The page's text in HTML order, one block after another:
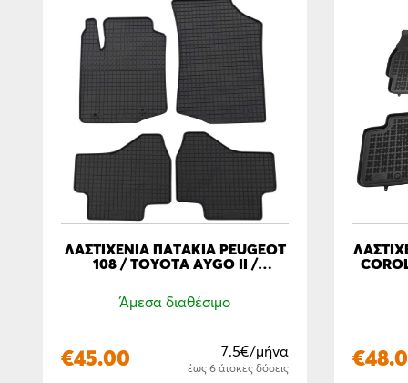
ΛΑΣΤΙΧΈΝΙΑ ΠΑΤΆΚΙΑ PEUGEOT
108 / TOYOTA AYGO II /
Άμεσα διαθέσιμο
€45.00 7.5€/μήνα
έως 6 άτοκες δόσεις €